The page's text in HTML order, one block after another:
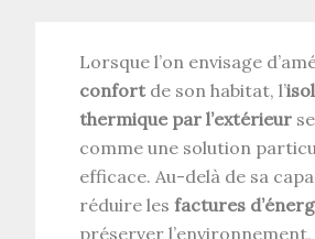
Lorsque l’on envisage
confortde son habitat, l’
thermique par l’extérieur
comme une solution
efficace. Au-delà de sa
réduire lesfactures
préserver